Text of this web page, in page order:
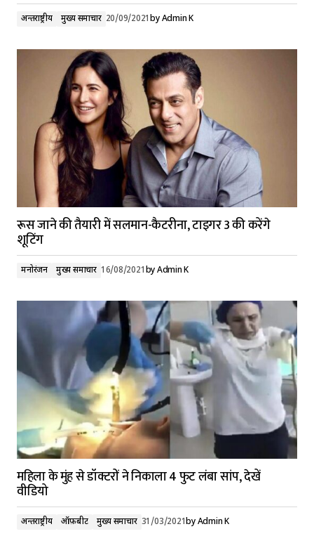
अन्तर्राष्ट्रीय मुख्य समाचार 20/09/2021by Admin K
रूस जाने की तैयारी में सलमान-कैटरीना, टाइगर 3 की करेंगे
शूटिंग
मनोरंजन मुख्य समाचार 16/08/2021byAdmin K
महिला के मुंह से डॉक्टरों ने निकाला 4 फुट लंबा सांप, देखें
वीडियो
अन्तर्राष्ट्रीय ऑफ़बीट मुख्य समाचार 31/03/2021byAdmin K